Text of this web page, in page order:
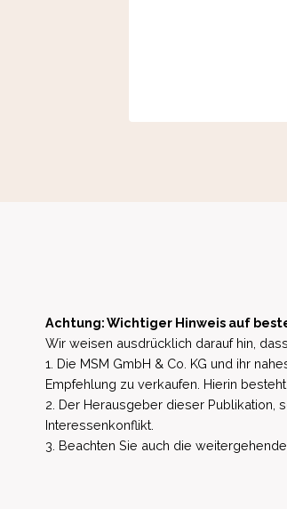
Achtung: Wichtiger Hinweis auf
Wir weisen ausdrücklich darauf hin,
1. Die MSM GmbH & Co. KG und ihr
Empfehlung zu verkaufen. Hierin
2. Der Herausgeber dieser Publikation,
Interessenkonflikt.
3. Beachten Sie auch die